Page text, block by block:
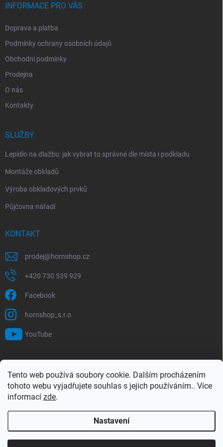
Tento web používá soubory cookie. Dalším procházením
tohoto webu vyjadřujete souhlas s jejich používáním.. Více
informací zde.
Nastavení
INFORMACE PRO VÁS
Doprava a platba
Podmínky ochrany osobních údajů
Obchodní podmínky
Prodejna
O nás
Kontakty
SLUŽBY
Lepidlo na dlažbu: jak vybrat to správné dle místa i podkladu
Montáže obkladů
Výroba obkladových prvků
Půjčovna nářadí
KONTAKT
prodej@hornshop.cz
+420 730 539 929
Facebook
hornshop_s.r.o
YouTube
Hledat
Copyright 2026Hornshop. Všechna práva vyhrazena.Upravit nastavení